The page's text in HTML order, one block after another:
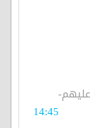
خوف عليهم-
14:45